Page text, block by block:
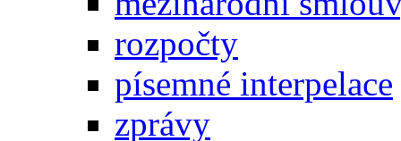
rozpočty
písemné interpelace
zprávy